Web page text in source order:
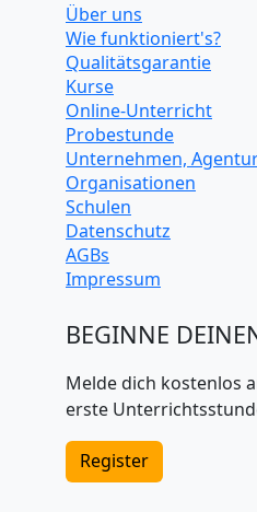
Über uns
Wie funktioniert's?
Qualitätsgarantie
Kurse
Online-Unterricht
Probestunde
Unternehmen,
Organisationen
Schulen
Datenschutz
AGBs
Impressum
BEGINNE
Melde dich kostenlos
erste
Register